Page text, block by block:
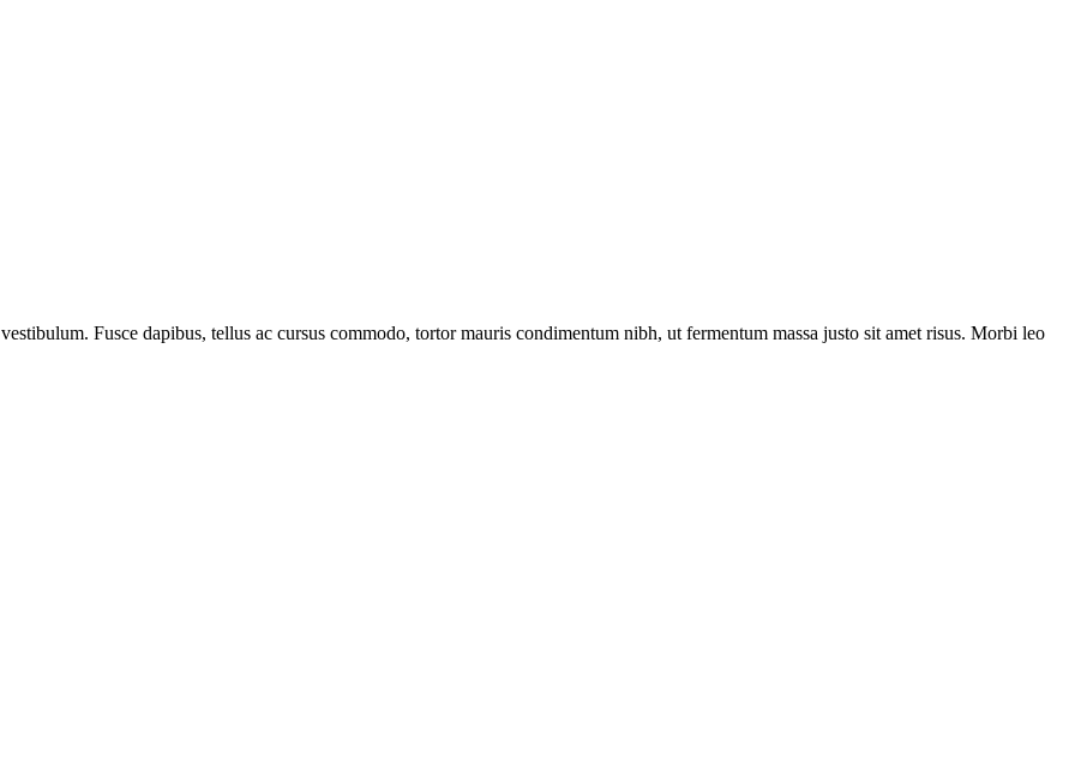
Fusce dapibus, tellus ac cursus commodo, tortor mauris condimentum nibh, ut fermentum massa justo sit amet risus. Morbi leo